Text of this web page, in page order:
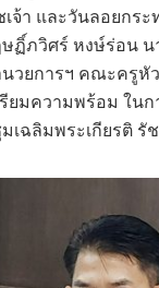
า และวันลอยกระ
ภวิศร์ หงษ์ร่อน น
วยการฯ คณะครู
มความพร้อม ในก
เฉลิมพระเกียรติ รั